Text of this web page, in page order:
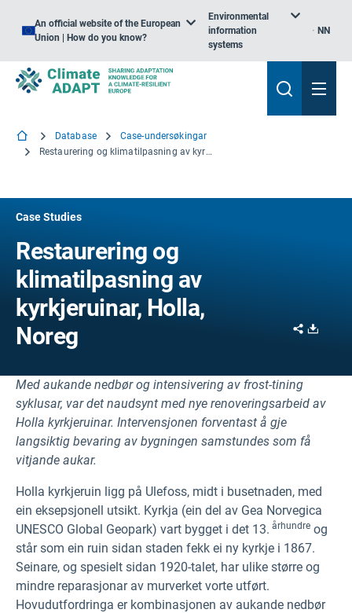
An official website of the European
Union | How do you know?
Environmental
information
systems
NN
Database
Case-undersøkingar
Restaurering og klimatilpasning av kyrkjeruinar, Holla, Noreg
Case Studies
Restaurering og
klimatilpasning av
kyrkjeruinar, Holla,
Noreg
Share
Med aukande nedbør og intensivering av frost-tining
syklusar, var det naudsynt med nye renoveringsarbeid av
Holla kyrkjeruinar. Intervensjonen forventast å gje
langsiktig bevaring av bygningen samstundes som få
vitjande aukar.
Holla kyrkjeruin ligg på Ulefoss, midt i busetnaden, med
ein eksepsjonell utsikt. Kyrkja (ein del av Gea Norvegica
UNESCO Global Geopark) vart bygget i det 13. århundre og
står som ein ruin sidan staden fekk ei ny kyrkje i 1867.
Seinare, og spesielt sidan 1920-talet, har ulike større og
mindre reparasjonar av murverket vorte utført.
Hovudutfordringa er kombinasjonen av aukande nedbør